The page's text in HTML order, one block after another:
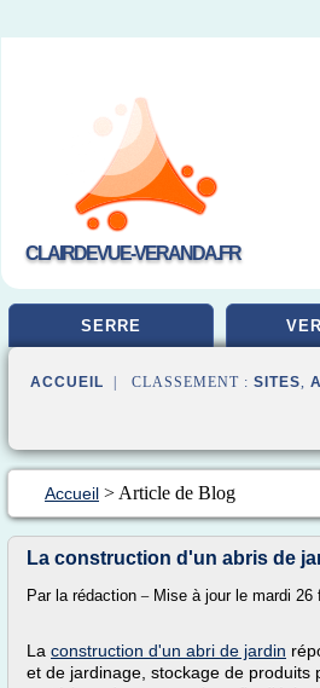
CLAIRDEVUE-VERANDA.FR
SERRE
ACCUEIL | CLASSEMENT : SITES,
Accueil > Article de Blog
La construction d'un abris de
Par la rédaction Mise à jour le mardi 26
La construction d'un abri de jardin
et de jardinage, stockage de